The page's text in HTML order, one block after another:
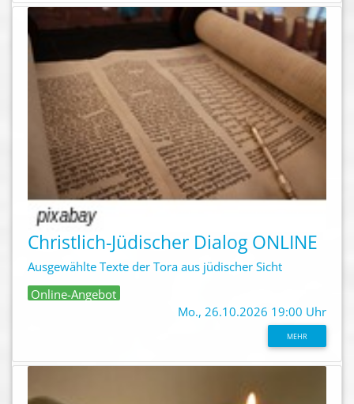
Christlich-Jüdischer Dialog ONLINE
Ausgewählte Texte der Tora aus jüdischer Sicht
Online-Angebot
Mo., 26.10.2026 19:00 Uhr
MEHR